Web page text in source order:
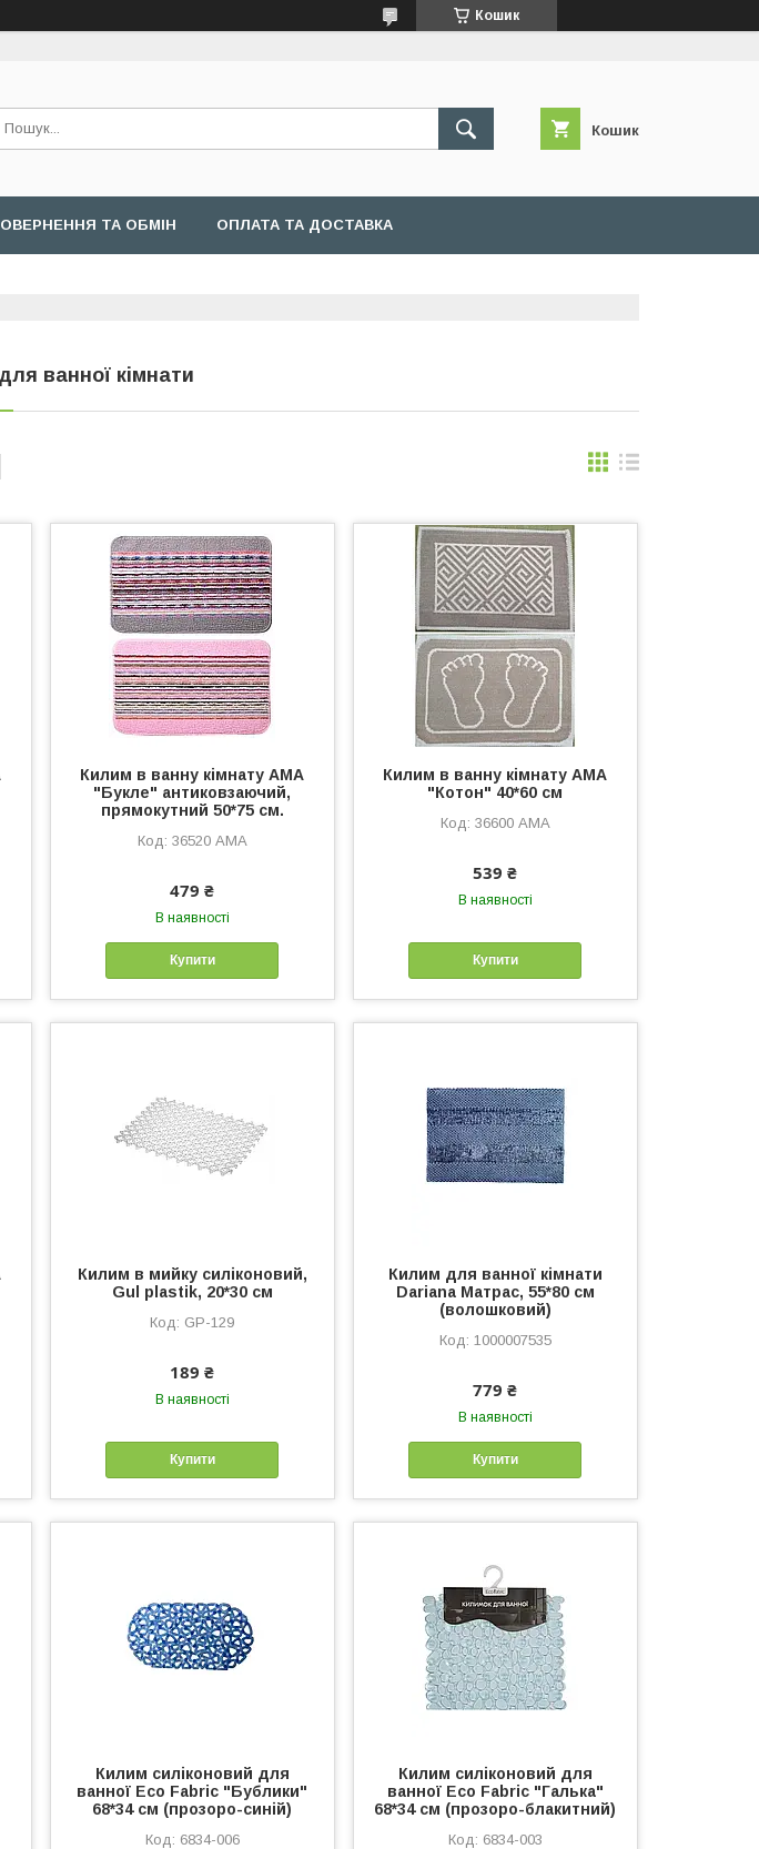
Кошик
Кошик
ТА ОБМІН ОПЛАТА ТА ДОСТАВКА
ванної кімнати
Килим в ванну кімнату АМА
"Букле" антиковзаючий,
прямокутний 50*75 см.
36520 АМА
479 ₴
В наявності
Купити
Килим в ванну кімнату АМА
"Котон" 40*60 см
36600 АМА
539 ₴
В наявності
Купити
Килим в мийку силіконовий,
Gul plastik, 20*30 см
GP-129
189 ₴
В наявності
Купити
Килим для ванної кімнати
Dariana Матрас, 55*80 см
(волошковий)
1000007535
779 ₴
В наявності
Купити
Килим силіконовий для
ванної Eco Fabric "Бублики"
68*34 см (прозоро-синій)
6834-006
Килим силіконовий для
ванної Eco Fabric "Галька"
68*34 см (прозоро-блакитний)
6834-003